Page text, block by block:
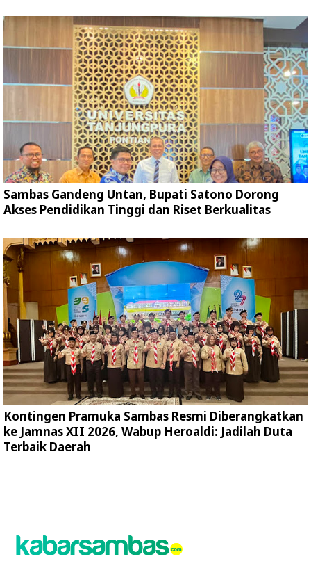
Sambas Gandeng Untan, Bupati Satono Dorong
Akses Pendidikan Tinggi dan Riset Berkualitas
Kontingen Pramuka Sambas Resmi Diberangkatkan
ke Jamnas XII 2026, Wabup Heroaldi: Jadilah Duta
Terbaik Daerah